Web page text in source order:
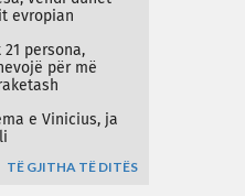
evropian
persona,
për më
e Vinicius, ja
TË GJITHA TË DITËS